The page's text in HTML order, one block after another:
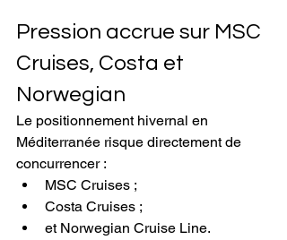
Pression accrue sur MSC
Cruises, Costa et
Norwegian
Le positionnement hivernal en
Méditerranée risque directement de
concurrencer :
MSC Cruises ;
Costa Cruises ;
et Norwegian Cruise Line.